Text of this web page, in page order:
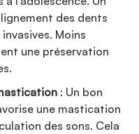
des dents
Moins
une préservation
: Un bon
une mastication
des sons. Cela